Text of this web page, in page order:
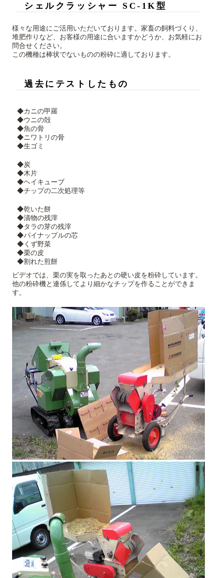
シェルクラッシャー SC-1K型
様々な用途にご活用いただいております。家畜の飼料づくり、
堆肥作りなど、お客様の用途に合いますかどうか、お気軽にお
問合せください。
この機種は棒状でないものの粉砕に適しております。
過去にテストしたもの
◆カニの甲羅
◆ウニの殻
◆魚の骨
◆ニワトリの骨
◆生ゴミ
◆炭
◆木片
◆ヘイキューブ
◆チップの二次処理等
◆乾いた餅
◆漬物の残滓
◆タラの芽の残滓
◆パイナップルの芯
◆くず野菜
◆栗の皮
◆割れた煎餅
ビデオでは、栗の実を取ったあとの硬い皮を粉砕しています。
他の粉砕機と連係してより細かなチップを作ることができま
す。